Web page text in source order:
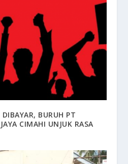
BURUH PT
CIMAHI UNJUK RASA